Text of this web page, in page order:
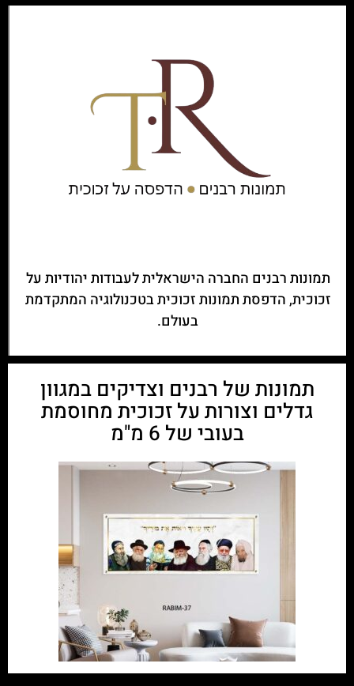
תמונות רבנים החברה הישראלית לעבודות יהודיות על
זכוכית, הדפסת תמונות זכוכית בטכנולוגיה המתקדמת
בעולם.
תמונות של רבנים וצדיקים במגוון
גדלים וצורות על זכוכית מחוסמת
בעובי של 6 מ"מ